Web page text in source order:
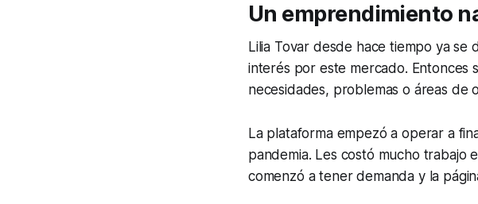
Un emprendimiento
Lilia Tovar desde hace tiempo ya se
interés por este mercado. Entonces
necesidades, problemas o áreas de
La plataforma empezó a operar a
pandemia. Les costó mucho trabajo
comenzó a tener demanda y la